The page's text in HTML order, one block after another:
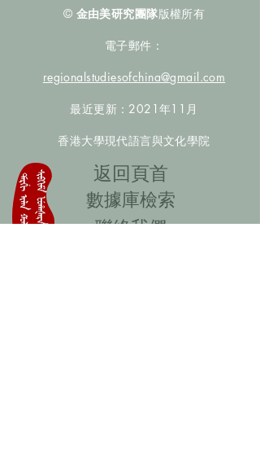
© 金由美研究團隊版權所有
電子郵件：
regionalstudiesofchina@gmail.com
最近更新：2021年11月
香港大學現代語言與文化學院
​返回頁首
數據庫檢索
聯絡我們